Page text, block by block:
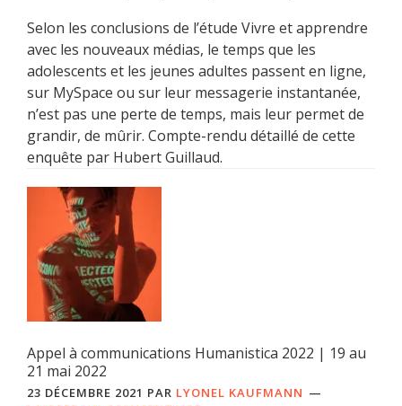
Selon les conclusions de l’étude Vivre et apprendre
avec les nouveaux médias, le temps que les
adolescents et les jeunes adultes passent en ligne,
sur MySpace ou sur leur messagerie instantanée,
n’est pas une perte de temps, mais leur permet de
grandir, de mûrir. Compte-rendu détaillé de cette
enquête par Hubert Guillaud.
Appel à communications Humanistica 2022 | 19 au
21 mai 2022
23 DÉCEMBRE 2021 PAR LYONEL KAUFMANN